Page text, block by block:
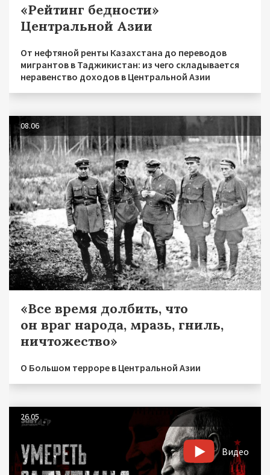
«Рейтинг бедности»
Центральной Азии
От нефтяной ренты Казахстана до переводов
мигрантов в Таджикистан: из чего складывается
неравенство доходов в Центральной Азии
08.06
«Все время долбить, что
он враг народа, мразь, гниль,
ничтожество»
О Большом терроре в Центральной Азии
26.05
Видео